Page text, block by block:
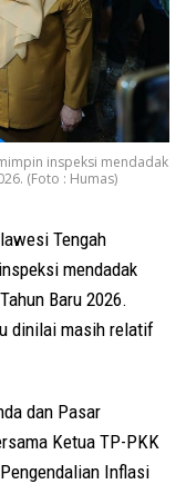
inspeksi mendadak
(Foto : Humas)
Tengah
mendadak
Baru 2026.
dinilai masih relatif
dan Pasar
Ketua TP-PKK
Inflasi